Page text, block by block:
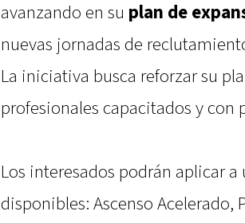
avanzando en su plan de
nuevas jornadas de
La iniciativa busca reforzar su
profesionales capacitados y
Los interesados podrán aplicar a
disponibles: Ascenso Acelerado,